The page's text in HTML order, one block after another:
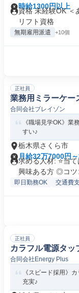
時給1300円以上
資格 未経験OK ＜
リフト資格
無期雇用派遣 +10個
正社員
業務用ミラーケー
合同会社ブレイゾン
《職場見学OK》業
すい♪
栃木県さくら市
月給32万7000円
求める人材: ⭐️当
興味ある方 ◎コツ
即日勤務OK 交通費
正社員
カラフル電源タッ
合同会社Energy Plus
《スピード採用》
充実♪